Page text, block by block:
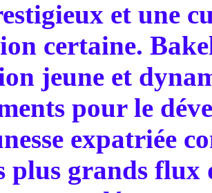
et une
certaine.
jeune et
pour le
expatriée
plus grands flux